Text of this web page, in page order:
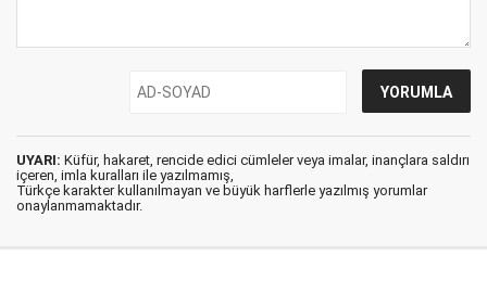
UYARI: Küfür, hakaret, rencide edici cümleler veya imalar, inançlara saldırı
içeren, imla kuralları ile yazılmamış,
Türkçe karakter kullanılmayan ve büyük harflerle yazılmış yorumlar
onaylanmamaktadır.